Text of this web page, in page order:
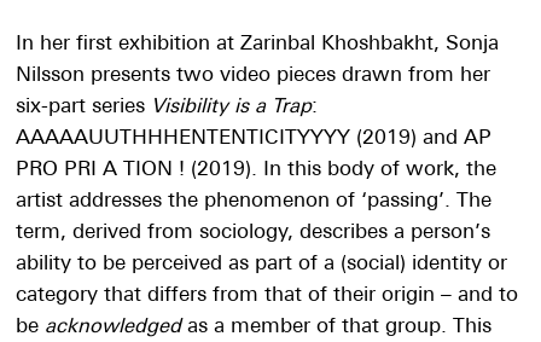
In her first exhibition at Zarinbal Khoshbakht, Sonja
Nilsson presents two video pieces drawn from her
six-part series Visibility is a Trap:
AAAAAUUTHHHENTENTICITYYYY (2019) and AP
PRO PRI A TION ! (2019). In this body of work, the
artist addresses the phenomenon of ‘passing’. The
term, derived from sociology, describes a person’s
ability to be perceived as part of a (social) identity or
category that differs from that of their origin – and to
be acknowledgedas a member of that group. This